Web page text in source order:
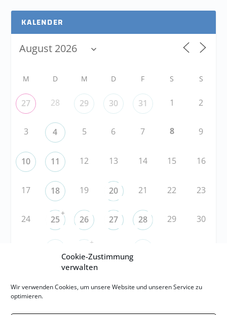
Cookie-Zustimmung
verwalten
Wir verwenden Cookies, um unsere Website und unseren Service zu
optimieren.
KALENDER
M D M D F S S
27 28 29 30 31 1 2
3 4 5 6 7 8 9
10 11 12 13 14 15 16
17 18 19 20 21 22 23
24 25
+
26 27 28 29 30
+
RSS